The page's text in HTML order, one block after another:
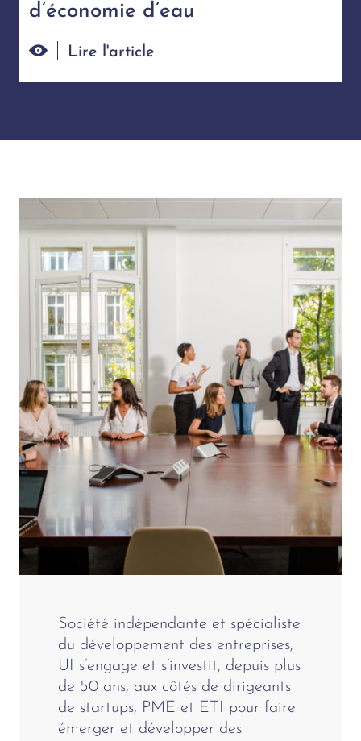
d’économie d’eau
Lire l'article
Société indépendante et spécialiste
du développement des entreprises,
UI s’engage et s’investit, depuis plus
de 50 ans, aux côtés de dirigeants
de startups, PME et ETI pour faire
émerger et développer des